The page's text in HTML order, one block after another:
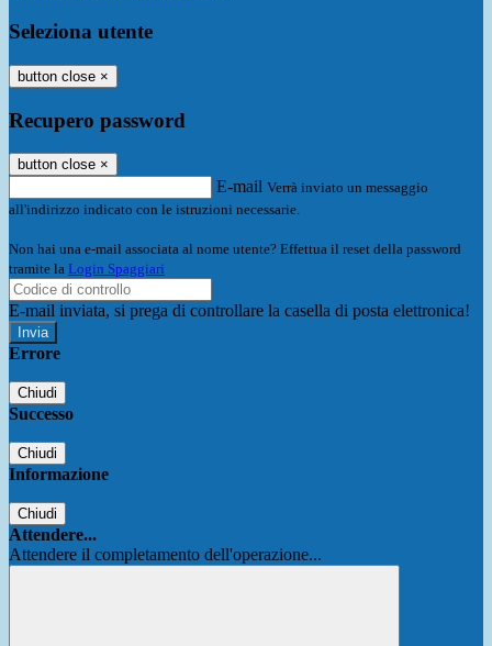
Seleziona utente
button close ×
Recupero password
button close ×
E-mail Verrà inviato un messaggio
all'indirizzo indicato con le istruzioni necessarie.
Non hai una e-mail associata al nome utente? Effettua il reset della password
tramite la Login Spaggiari
E-mail inviata, si prega di controllare la casella di posta elettronica!
Errore
Chiudi
Successo
Chiudi
Informazione
Chiudi
Attendere...
Attendere il completamento dell'operazione...